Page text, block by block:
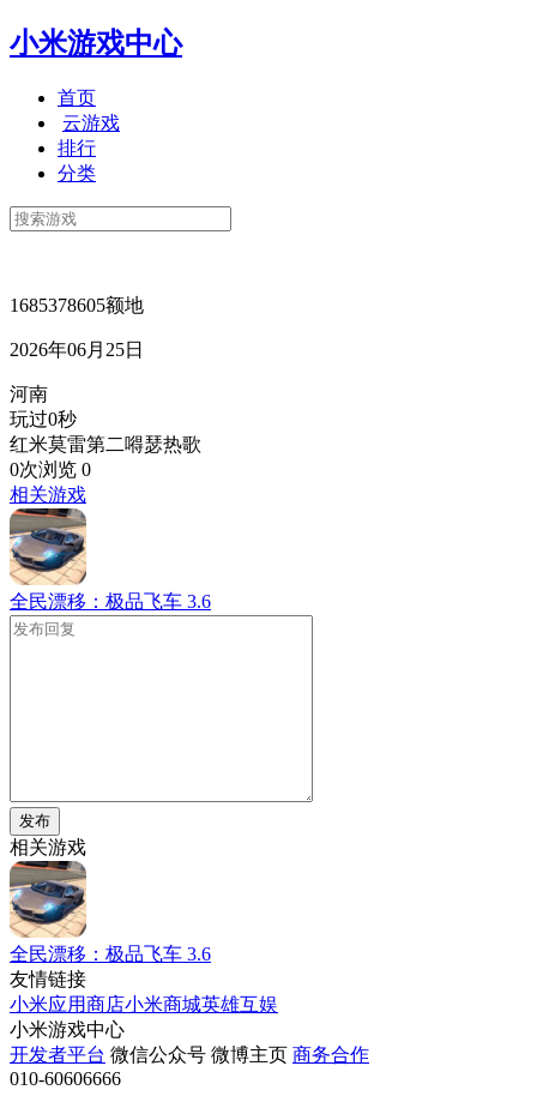
小米游戏中心
首页
云游戏
排行
分类
1685378605额地
2026年06月25日
河南
玩过0秒
红米莫雷第二嘚瑟热歌
0次浏览 0
相关游戏
全民漂移：极品飞车 3.6
发布
相关游戏
全民漂移：极品飞车 3.6
友情链接
小米应用商店小米商城英雄互娱
小米游戏中心
开发者平台 微信公众号 微博主页 商务合作
010-60606666